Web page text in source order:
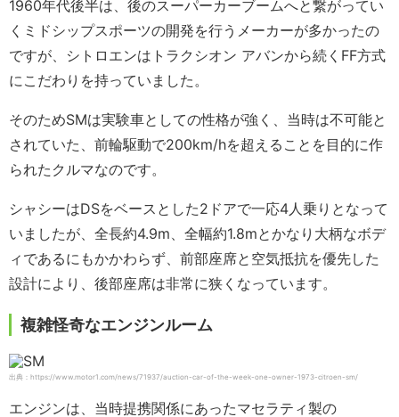
1960年代後半は、後のスーパーカーブームへと繋がってい
くミドシップスポーツの開発を行うメーカーが多かったの
ですが、シトロエンはトラクシオン アバンから続くFF方式
にこだわりを持っていました。
そのためSMは実験車としての性格が強く、当時は不可能と
されていた、前輪駆動で200km/hを超えることを目的に作
られたクルマなのです。
シャシーはDSをベースとした2ドアで一応4人乗りとなって
いましたが、全長約4.9m、全幅約1.8mとかなり大柄なボデ
ィであるにもかかわらず、前部座席と空気抵抗を優先した
設計により、後部座席は非常に狭くなっています。
複雑怪奇なエンジンルーム
出典：https://www.motor1.com/news/71937/auction-car-of-the-week-one-owner-1973-citroen-sm/
エンジンは、当時提携関係にあったマセラティ製の